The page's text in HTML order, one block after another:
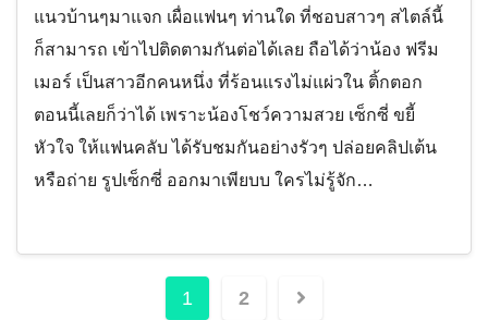
แนวบ้านๆมาแจก เผื่อแฟนๆ ท่านใด ที่ชอบสาวๆ สไตล์นี้
ก็สามารถ เข้าไปติดตามกันต่อได้เลย ถือได้ว่าน้อง ฟรีม
เมอร์ เป็นสาวอีกคนหนึ่ง ที่ร้อนแรงไม่แผ่วใน ติ้กตอก
ตอนนี้เลยก็ว่าได้ เพราะน้องโชว์ความสวย เซ็กซี่ ขยี้
หัวใจ ให้แฟนคลับ ได้รับชมกันอย่างรัวๆ ปล่อยคลิปเต้น
หรือถ่าย รูปเซ็กซี่ ออกมาเพียบบ ใครไม่รู้จัก…
Posts
1 2